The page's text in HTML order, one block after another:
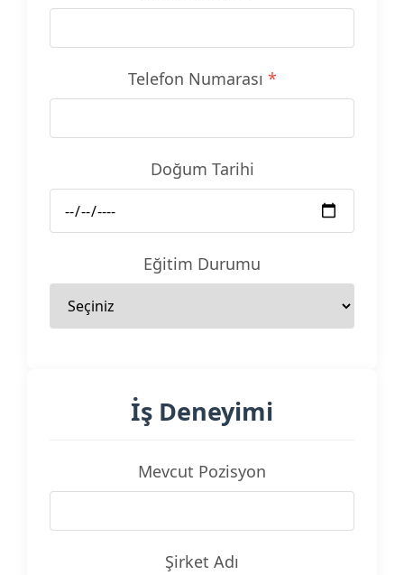
Telefon Numarası *
Doğum Tarihi
Eğitim Durumu
İş Deneyimi
Mevcut Pozisyon
Şirket Adı